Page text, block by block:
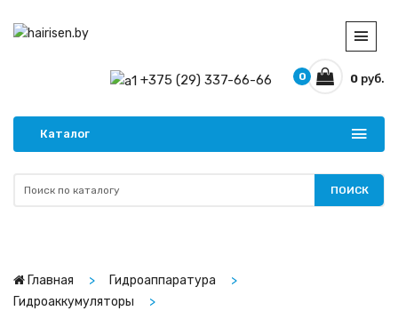
+375 (29) 337-66-66 0 руб.
0
Каталог
ПОИСК
Главная
Гидроаппаратура
Гидроаккумуляторы